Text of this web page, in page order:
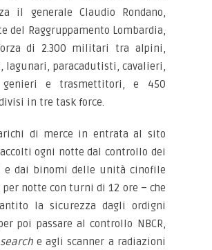
il generale Claudio Rondano,
del Raggruppamento Lombardia,
di 2.300 militari tra alpini,
lagunari, paracadutisti, cavalieri,
e trasmettitori, e 450
in tre task force.
di merce in entrata al sito
ogni notte dal controllo dei
e dai binomi delle unità cinofile
notte con turni di 12 ore – che
la sicurezza dagli ordigni
poi passare al controllo NBCR,
e agli scanner a radiazioni